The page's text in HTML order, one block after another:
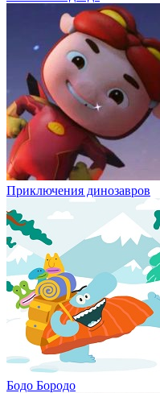
Приключения динозавров
Бодо Бородо